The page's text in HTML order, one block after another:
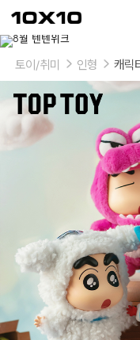
텐
바
텐
토이/취미 인형 캐릭